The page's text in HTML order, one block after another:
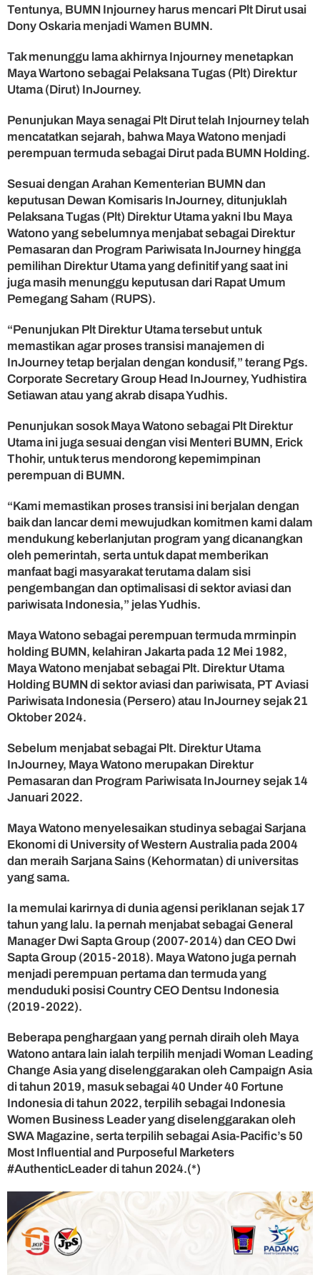
h
J
i
P
l
D
r
I
n
j
o
u
n
Tentunya, BUMN Injourney harus mencari Plt Dirut usai
Dony Oskaria menjadi Wamen BUMN.
Tak menunggu lama akhirnya Injourney menetapkan
Maya Wartono sebagai Pelaksana Tugas (Plt) Direktur
Utama (Dirut) InJourney.
Penunjukan Maya senagai Plt Dirut telah Injourney telah
mencatatkan sejarah, bahwa Maya Watono menjadi
perempuan termuda sebagai Dirut pada BUMN Holding.
Sesuai dengan Arahan Kementerian BUMN dan
keputusan Dewan Komisaris InJourney, ditunjuklah
Pelaksana Tugas (Plt) Direktur Utama yakni Ibu Maya
Watono yang sebelumnya menjabat sebagai Direktur
Pemasaran dan Program Pariwisata InJourney hingga
pemilihan Direktur Utama yang definitif yang saat ini
juga masih menunggu keputusan dari Rapat Umum
Pemegang Saham (RUPS).
“Penunjukan Plt Direktur Utama tersebut untuk
memastikan agar proses transisi manajemen di
InJourney tetap berjalan dengan kondusif,” terang Pgs.
Corporate Secretary Group Head InJourney, Yudhistira
Setiawan atau yang akrab disapa Yudhis.
Penunjukan sosok Maya Watono sebagai Plt Direktur
Utama ini juga sesuai dengan visi Menteri BUMN, Erick
Thohir, untuk terus mendorong kepemimpinan
perempuan di BUMN.
“Kami memastikan proses transisi ini berjalan dengan
baik dan lancar demi mewujudkan komitmen kami dalam
mendukung keberlanjutan program yang dicanangkan
oleh pemerintah, serta untuk dapat memberikan
manfaat bagi masyarakat terutama dalam sisi
pengembangan dan optimalisasi di sektor aviasi dan
pariwisata Indonesia,” jelas Yudhis.
Maya Watono sebagai perempuan termuda mrminpin
holding BUMN, kelahiran Jakarta pada 12 Mei 1982,
Maya Watono menjabat sebagai Plt. Direktur Utama
Holding BUMN di sektor aviasi dan pariwisata, PT Aviasi
Pariwisata Indonesia (Persero) atau InJourney sejak 21
Oktober 2024.
Sebelum menjabat sebagai Plt. Direktur Utama
InJourney, Maya Watono merupakan Direktur
Pemasaran dan Program Pariwisata InJourney sejak 14
Januari 2022.
Maya Watono menyelesaikan studinya sebagai Sarjana
Ekonomi di University of Western Australia pada 2004
dan meraih Sarjana Sains (Kehormatan) di universitas
yang sama.
Ia memulai karirnya di dunia agensi periklanan sejak 17
tahun yang lalu. Ia pernah menjabat sebagai General
Manager Dwi Sapta Group (2007-2014) dan CEO Dwi
Sapta Group (2015-2018). Maya Watono juga pernah
menjadi perempuan pertama dan termuda yang
menduduki posisi Country CEO Dentsu Indonesia
(2019-2022).
Beberapa penghargaan yang pernah diraih oleh Maya
Watono antara lain ialah terpilih menjadi Woman Leading
Change Asia yang diselenggarakan oleh Campaign Asia
di tahun 2019, masuk sebagai 40 Under 40 Fortune
Indonesia di tahun 2022, terpilih sebagai Indonesia
Women Business Leader yang diselenggarakan oleh
SWA Magazine, serta terpilih sebagai Asia-Pacific’s 50
Most Influential and Purposeful Marketers
#AuthenticLeader di tahun 2024.(*)